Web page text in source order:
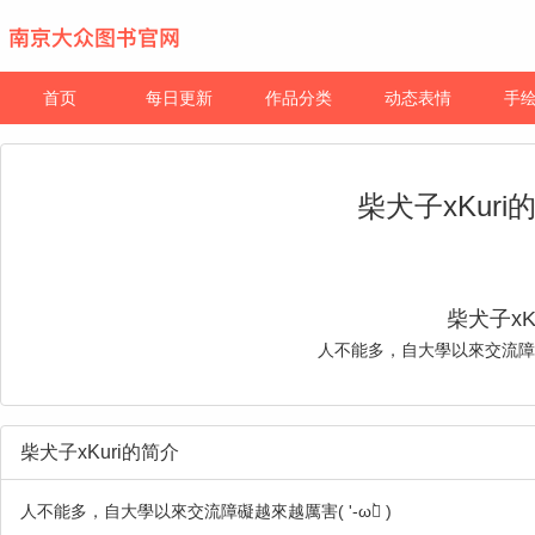
首页 每日更新 作品分类 动态表情 手
柴犬子xKuri
柴犬子
人不能多，自大學以來交流
柴犬子xKuri的简介
人不能多，自大學以來交流障礙越來越厲害( '-ωก̀ )